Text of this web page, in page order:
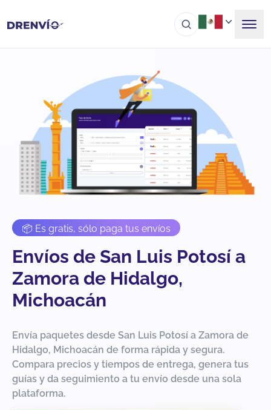
📦 Es gratis, sólo paga tus envíos
Envíos de San Luis Potosí a
Zamora de Hidalgo,
Michoacán
Envía paquetes desde San Luis Potosí a Zamora de
Hidalgo, Michoacán de forma rápida y segura.
Compara precios y tiempos de entrega, genera tus
guías y da seguimiento a tu envío desde una sola
plataforma.